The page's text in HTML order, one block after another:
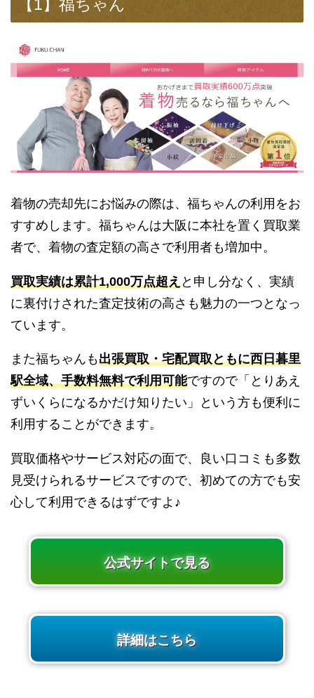
【1】福ちゃん
着物の売却先にお悩みの際は、福ちゃんの利用をお
すすめします。福ちゃんは大阪に本社を置く買取業
者で、着物の査定額の高さで利用者も増加中。
買取実績は累計1,000万点超えと申し分なく、実績
に裏付けされた査定技術の高さも魅力の一つとなっ
ています。
また福ちゃんも出張買取・宅配買取ともに西日暮里
駅全域、手数料無料で利用可能ですので「とりあえ
ずいくらになるかだけ知りたい」という方も便利に
利用することができます。
買取価格やサービス対応の面で、良い口コミも多数
見受けられるサービスですので、初めての方でも安
心して利用できるはずですよ♪
公式サイトで見る
詳細はこちら